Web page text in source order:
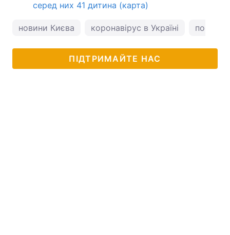
серед них 41 дитина (карта)
новини Києва коронавірус в Україні погода
ПІДТРИМАЙТЕ НАС